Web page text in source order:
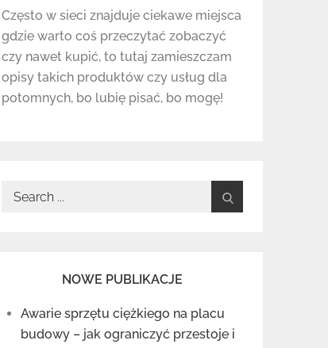
Często w sieci znajduje ciekawe miejsca
gdzie warto coś przeczytać zobaczyć
czy nawet kupić, to tutaj zamieszczam
opisy takich produktów czy usług dla
potomnych, bo lubię pisać, bo mogę!
Search
NOWE PUBLIKACJE
Awarie sprzętu ciężkiego na placu
budowy – jak ograniczyć przestoje i